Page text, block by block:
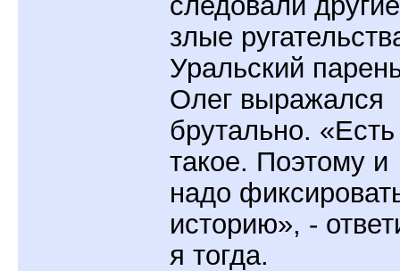
злые
Уральский
Олег выражался
брутально. «Есть
такое. Поэтому и
надо
историю», -
я тогда.